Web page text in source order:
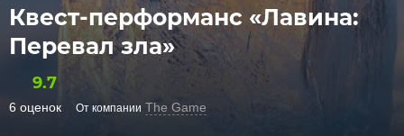
Квест-перформанс «Лавина:
Перевал зла»
9.7
6 оценок От компании The Game